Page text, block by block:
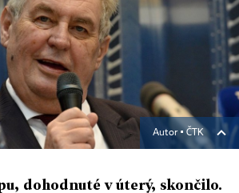
Autor ▪ČTK
dohodnuté v úterý, skončilo.